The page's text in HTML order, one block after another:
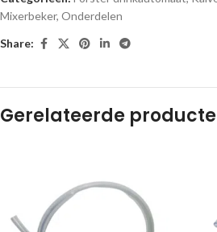
Mixerbeker, Onderdelen
Share:
Gerelateerde